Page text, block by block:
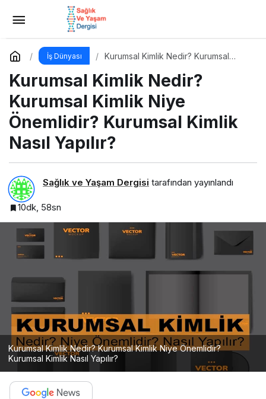
İş Dünyası
Kurumsal Kimlik Nedir? Kurumsal
Kimlik Nasıl Yapılır?
Kurumsal Kimlik Nedir?
Kurumsal Kimlik Niye
Önemlidir? Kurumsal Kimlik
Nasıl Yapılır?
Sağlık ve Yaşam Dergisi tarafından yayınlandı
10dk, 58sn
Kurumsal Kimlik Nedir? Kurumsal Kimlik Niye Önemlidir?
Kurumsal Kimlik Nasıl Yapılır?
Ege Bölgesi Narenciye Rekoltesinde Sert
Düşüş: Üretim Yüzde 34 Azaldı
Yorum Yap